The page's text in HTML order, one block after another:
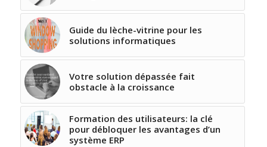
Guide du lèche-vitrine pour les
solutions informatiques
Votre solution dépassée fait
obstacle à la croissance
Formation des utilisateurs: la clé
pour débloquer les avantages d’un
système ERP